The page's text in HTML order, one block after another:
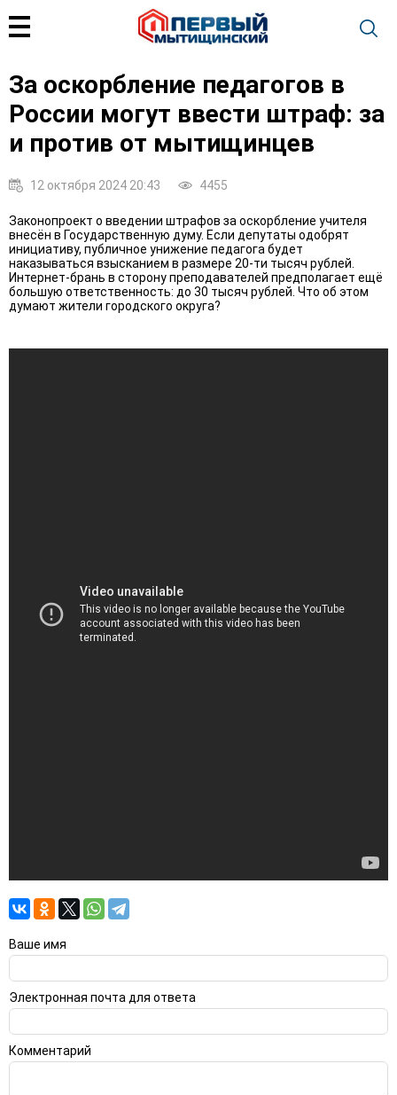
За оскорбление педагогов в
России могут ввести штраф: за
и против от мытищинцев
12 октября 2024 20:43 4455
Законопроект о введении штрафов за оскорбление учителя
внесён в Государственную думу. Если депутаты одобрят
инициативу, публичное унижение педагога будет
наказываться взысканием в размере 20-ти тысяч рублей.
Интернет-брань в сторону преподавателей предполагает ещё
большую ответственность: до 30 тысяч рублей. Что об этом
думают жители городского округа?
Ваше имя
Электронная почта для ответа
Комментарий